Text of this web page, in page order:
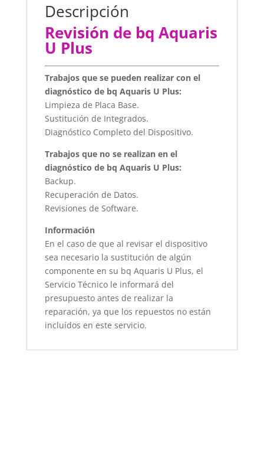
Descripción
Revisión de bq Aquaris
U Plus
Trabajos que se pueden realizar con el
diagnóstico de bq Aquaris U Plus:
Limpieza de Placa Base.
Sustitución de Integrados.
Diagnóstico Completo del Dispositivo.
Trabajos que no se realizan en el
diagnóstico de bq Aquaris U Plus:
Backup.
Recuperación de Datos.
Revisiones de Software.
Información
En el caso de que al revisar el dispositivo
sea necesario la sustitución de algún
componente en su bq Aquaris U Plus, el
Servicio Técnico le informará del
presupuesto antes de realizar la
reparación, ya que los repuestos no están
incluídos en este servicio.